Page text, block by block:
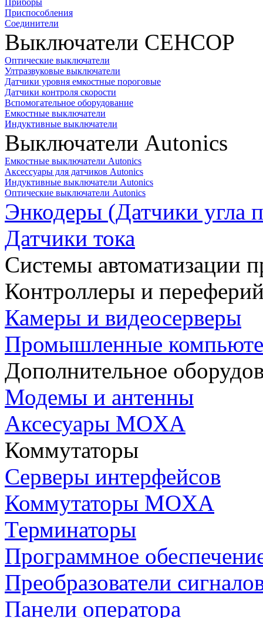
Приборы
Приспособления
Соединители
Выключатели СЕНСОР
Оптические выключатели
Ултразвуковые выключатели
Датчики уровня емкостные пороговые
Датчики контроля скорости
Вспомогательное оборудование
Емкостные выключатели
Индуктивные выключатели
Выключатели Autonics
Емкостные выключатели Autonics
Аксессуары для датчиков Autonics
Индуктивные выключатели Autonics
Оптические выключатели Autonics
Энкодеры (Датчики угла
Датчики тока
Системы автоматизации
Контроллеры и
Камеры и видеосерверы
Промышленные
Дополнительное
Модемы и антенны
Аксесуары MOXA
Коммутаторы
Серверы интерфейсов
Коммутаторы MOXA
Терминаторы
Программное
Преобразователи
Панели оператора